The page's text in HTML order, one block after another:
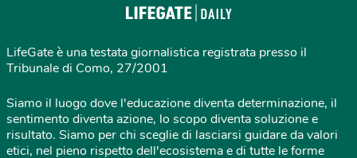
LifeGate è una testata giornalistica registrata presso il
Tribunale di Como, 27/2001
Siamo il luogo dove l'educazione diventa determinazione, il
sentimento diventa azione, lo scopo diventa soluzione e
risultato. Siamo per chi sceglie di lasciarsi guidare da valori
etici, nel pieno rispetto dell'ecosistema e di tutte le forme